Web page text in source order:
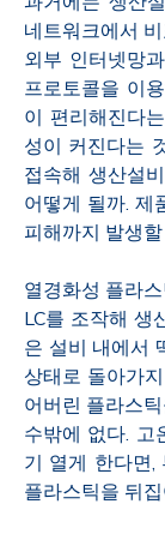
네트워크에서
외부 인터넷망
프로토콜을 이
이 편리해진다
성이 커진다는
접속해 생산설
어떻게 될까. 제
피해까지 발생
열경화성 플라
LC를 조작해 생
은 설비 내에서
상태로 돌아가
어버린 플라스
수밖에 없다. 고
기 열게 한다면,
플라스틱을 뒤